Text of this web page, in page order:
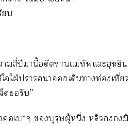
บ
าสี่ปีมานี้อดีตท่านแม่ทัพแะฮูหยิน
ใฝ่าาเดินาท่องเที่ยว
ดรับ”
เาๆ บุรุษผู้หนึ่ง หลิวมิ